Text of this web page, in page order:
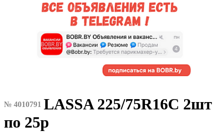
№ 4010791 LASSA 225/75R16C 2шт
по 25р